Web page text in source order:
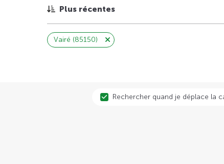
Plus récentes
Vairé (85150)
Rechercher quand je déplace la